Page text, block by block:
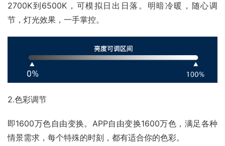
2700K到6500K，可模拟日出日落。明暗冷暖，随心调
节，灯光效果，一手掌控。
2.色彩调节
即1600万色自由变换。APP自由变换1600万色，满足各种
情景需求，每个特殊的时刻，都有适合你的色彩。